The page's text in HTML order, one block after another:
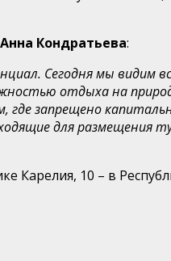
Анна Кондратьева:
Сегодня мы видим
отдыха на
запрещено
для размещения
Карелия, 10 – в